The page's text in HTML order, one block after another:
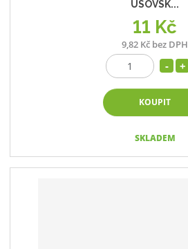
ÚSOVSK...
11 Kč
9,82 Kč bez DPH
KOUPIT
SKLADEM